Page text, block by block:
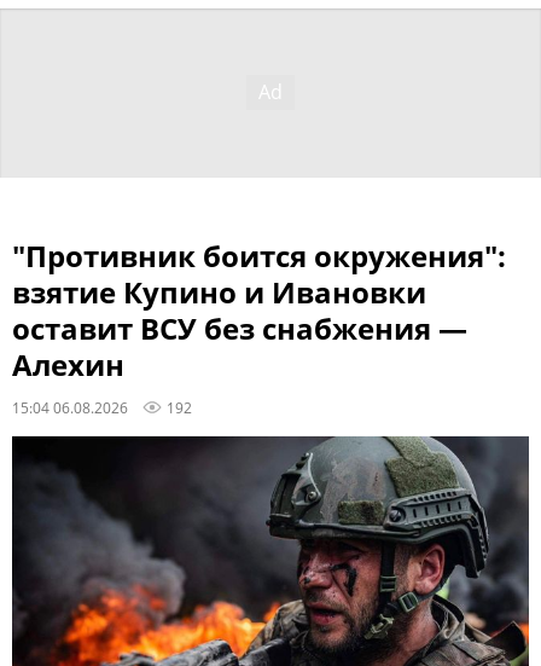
"Противник боится окружения":
взятие Купино и Ивановки
оставит ВСУ без снабжения —
Алехин
15:04 06.08.2026 192